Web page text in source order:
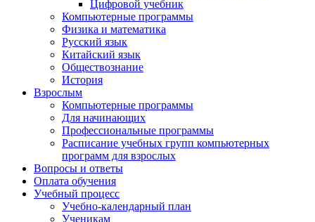
Цифровой учебник
Компьютерные программы
Физика и математика
Русский язык
Китайский язык
Обществознание
История
Взрослым
Компьютерные программы
Для начинающих
Профессиональные программы
Расписание учебных групп компьютерных
программ для взрослых
Вопросы и ответы
Оплата обучения
Учебный процесс
Учебно-календарный план
Ученикам